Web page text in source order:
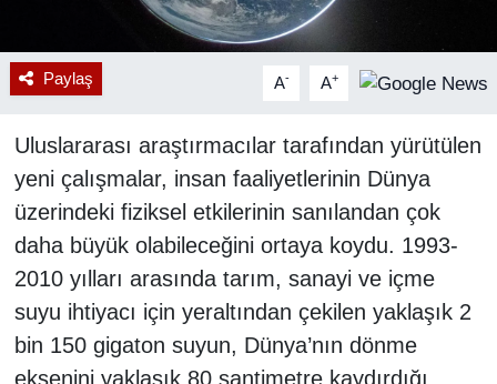
Paylaş A- A+
Uluslararası araştırmacılar tarafından yürütülen
yeni çalışmalar, insan faaliyetlerinin Dünya
üzerindeki fiziksel etkilerinin sanılandan çok
daha büyük olabileceğini ortaya koydu. 1993-
2010 yılları arasında tarım, sanayi ve içme
suyu ihtiyacı için yeraltından çekilen yaklaşık 2
bin 150 gigaton suyun, Dünya’nın dönme
eksenini yaklaşık 80 santimetre kaydırdığı